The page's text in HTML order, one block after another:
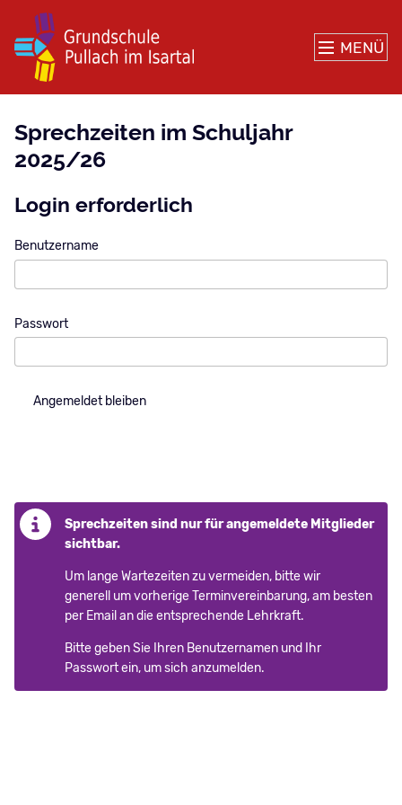
MENÜ
Sprechzeiten im Schuljahr
2025/26
Login erforderlich
Benutzername
Passwort
Angemeldet bleiben
Sprechzeiten sind nur für angemeldete Mitglieder
sichtbar.
Um lange Wartezeiten zu vermeiden, bitte wir
generell um vorherige Terminvereinbarung, am besten
per Email an die entsprechende Lehrkraft.
Bitte geben Sie Ihren Benutzernamen und Ihr
Passwort ein, um sich anzumelden.